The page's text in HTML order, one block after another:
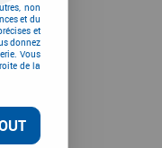
non
et du
et
donnez
Vous
de la